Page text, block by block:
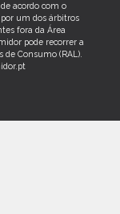
acordo com o
um dos árbitros
fora da Área
pode recorrer a
Consumo (RAL).